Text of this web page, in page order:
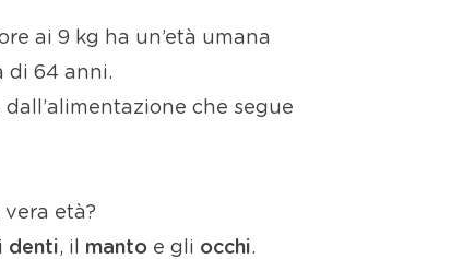
ai 9 kg ha un’età umana
di 64 anni.
che segue
età?
denti, il manto e gli occhi.